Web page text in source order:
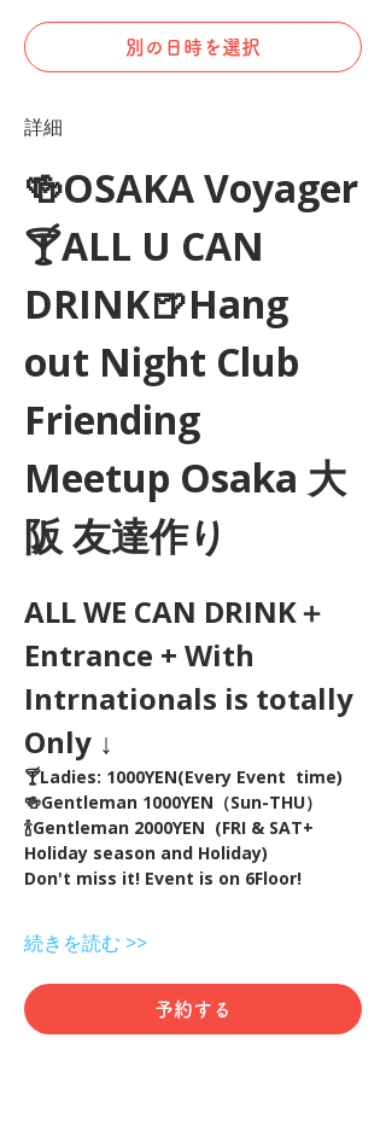
別の日時を選択
詳細
🍻OSAKA Voyager
🍸ALL U CAN
DRINK🍺Hang
out Night Club
Friending
Meetup Osaka 大
阪 友達作り
ALL WE CAN DRINK＋
Entrance + With
Intrnationals is totally
Only ↓
🍸Ladies: 1000YEN(Every Event  time)
🍻Gentleman 1000YEN（Sun-THU）
🍾Gentleman 2000YEN  (FRI & SAT+
Holiday season and Holiday)
Don't miss it! Event is on 6Floor!
続きを読む >>
予約する